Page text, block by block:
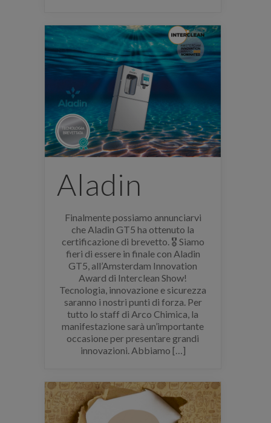
Aladin
Finalmente possiamo annunciarvi
che Aladin GT5 ha ottenuto la
certificazione di brevetto. 🎖 Siamo
fieri di essere in finale con Aladin
GT5, all’Amsterdam Innovation
Award di Interclean Show!
Tecnologia, innovazione e sicurezza
saranno i nostri punti di forza. Per
tutto lo staff di Arco Chimica, la
manifestazione sarà un’importante
occasione per presentare grandi
innovazioni. Abbiamo […]